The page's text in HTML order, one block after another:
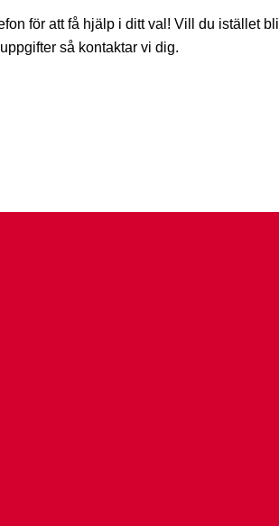
för att få hjälp i ditt val! Vill du istället bli
så kontaktar vi dig.